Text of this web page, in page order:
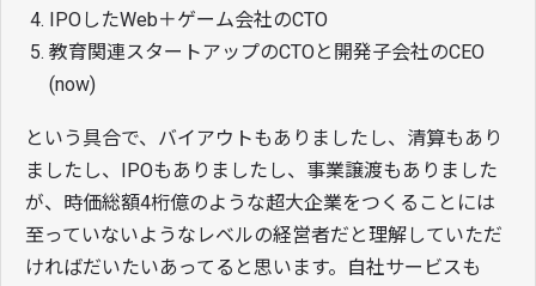
IPOしたWeb＋ゲーム会社のCTO
教育関連スタートアップのCTOと開発子会社のCEO
(now)
という具合で、バイアウトもありましたし、清算もあり
ましたし、IPOもありましたし、事業譲渡もありました
が、時価総額4桁億のような超大企業をつくることには
至っていないようなレベルの経営者だと理解していただ
ければだいたいあってると思います。自社サービスも